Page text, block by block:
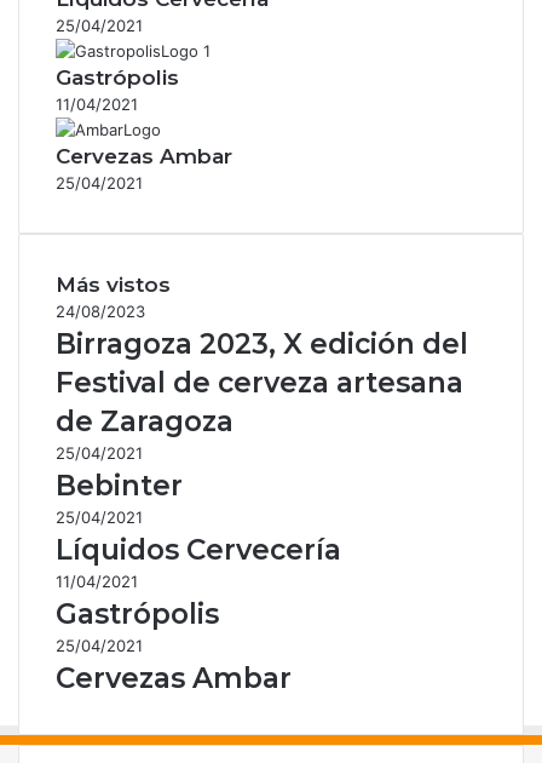
25/04/2021
Gastrópolis
11/04/2021
Cervezas Ambar
25/04/2021
Más vistos
24/08/2023
Birragoza 2023, X edición del
Festival de cerveza artesana
de Zaragoza
25/04/2021
Bebinter
25/04/2021
Líquidos Cervecería
11/04/2021
Gastrópolis
25/04/2021
Cervezas Ambar